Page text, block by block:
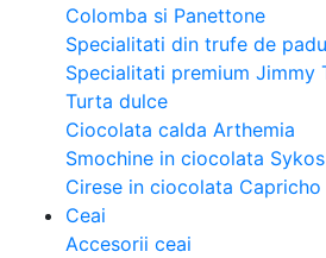
Colomba si Panettone
Specialitati din trufe de
Specialitati premium Jimmy
Turta dulce
Ciocolata calda Arthemia
Smochine in ciocolata
Cirese in ciocolata
Ceai
Accesorii ceai